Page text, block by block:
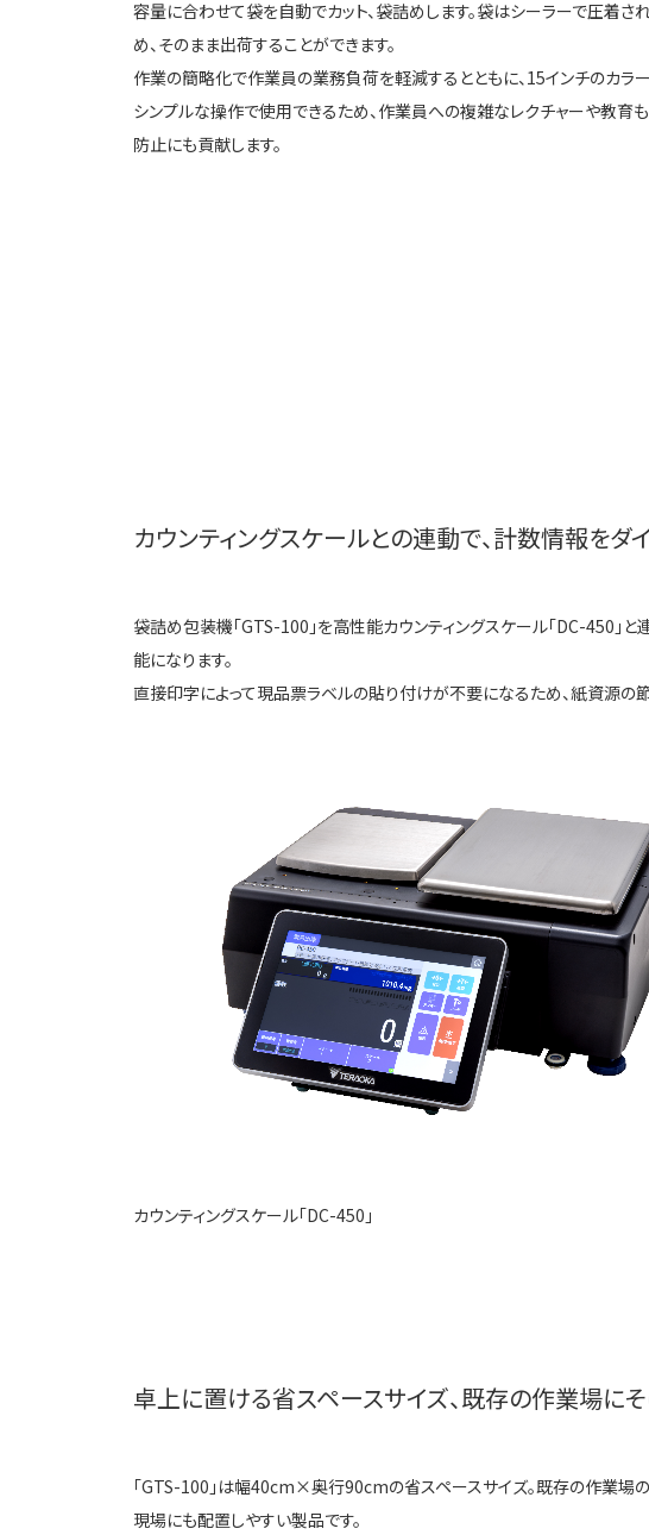
容量に合わせて袋を自動でカット、袋詰めします。袋はシーラーで圧着
め、そのまま出荷することができます。
作業の簡略化で作業員の業務負荷を軽減するとともに、15インチのカラ
シンプルな操作で使用できるため、作業員への複雑なレクチャーや教育
防止にも貢献します。
カウンティングスケールとの連動で、計数情報をダ
袋詰め包装機「GTS-100」を高性能カウンティングスケール「DC-450」
能になります。
直接印字によって現品票ラベルの貼り付けが不要になるため、紙資源の
カウンティングスケール「DC-450」
卓上に置ける省スペースサイズ、既存の作業場に
「GTS-100」は幅40cm×奥行90cmの省スペースサイズ。既存の作業場
現場にも配置しやすい製品です。